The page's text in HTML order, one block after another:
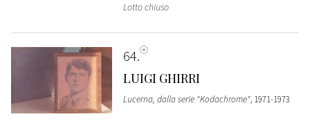
Lotto chiuso
64
LUIGI GHIRRI
Lucerna, dalla serie "Kodachrome", 1971-1973